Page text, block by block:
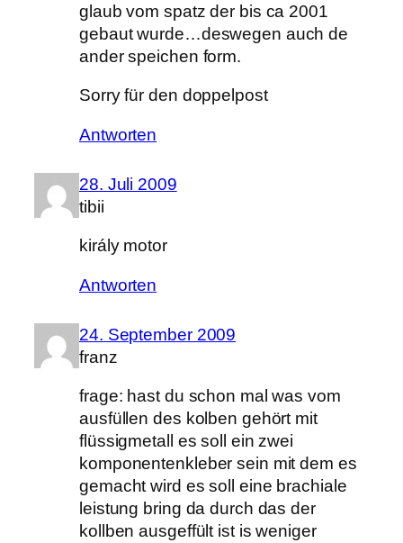
glaub vom spatz der bis ca 2001
gebaut wurde…deswegen auch de
ander speichen form.
Sorry für den doppelpost
Antworten
28. Juli 2009
tibii
király motor
Antworten
24. September 2009
franz
frage: hast du schon mal was vom
ausfüllen des kolben gehört mit
flüssigmetall es soll ein zwei
komponentenkleber sein mit dem es
gemacht wird es soll eine brachiale
leistung bring da durch das der
kollben ausgeffült ist is weniger